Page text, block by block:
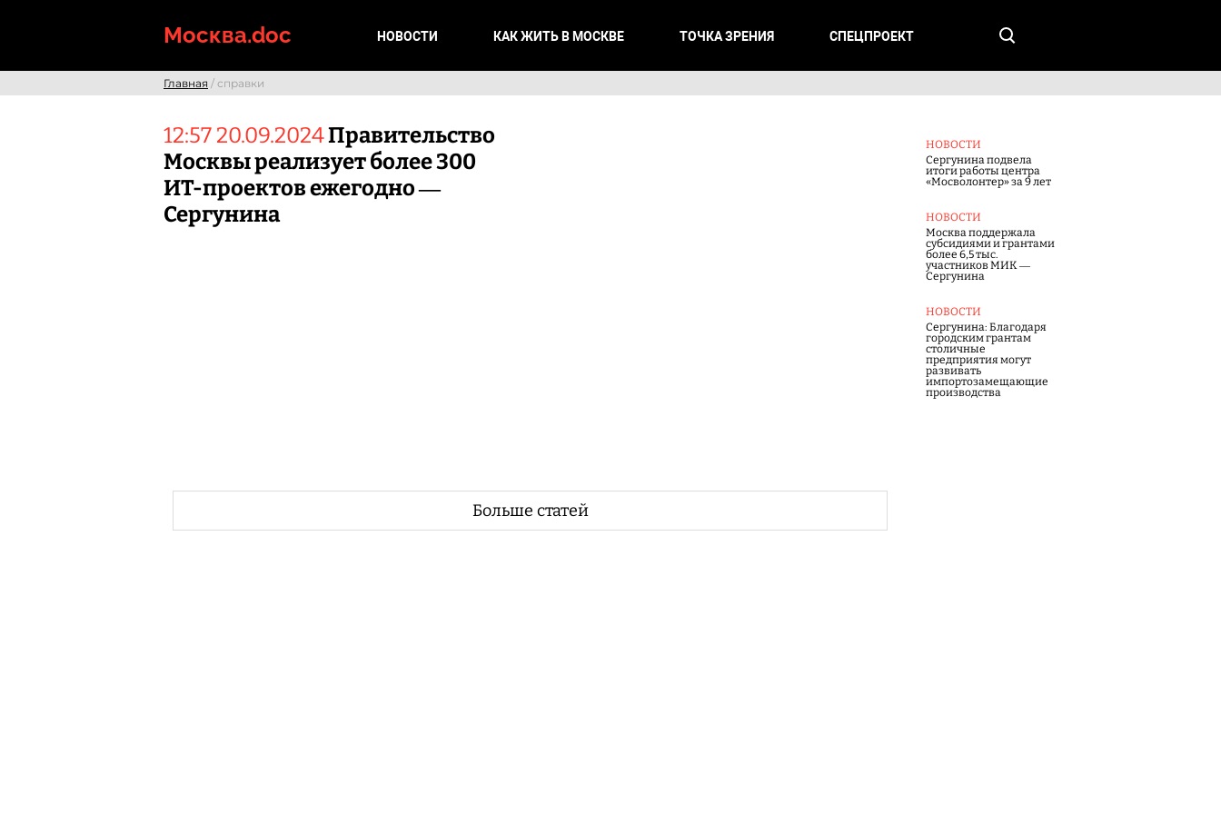
Москва.doc НОВОСТИ КАК ЖИТЬ В МОСКВЕ ТОЧКА ЗРЕНИЯ СПЕЦПРОЕКТ
Главная / справки
12:57 20.09.2024Правительство
Москвы реализует более 300
ИТ-проектов ежегодно —
Сергунина
НОВОСТИ
Сергунина подвела
итоги работы центра
«Мосволонтер» за 9 лет
НОВОСТИ
Москва поддержала
субсидиями и грантами
более 6,5 тыс.
участников МИК —
Сергунина
НОВОСТИ
Сергунина: Благодаря
городским грантам
столичные
предприятия могут
развивать
импортозамещающие
производства
Больше статей